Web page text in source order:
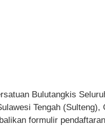
Bulutangkis
Tengah (Sulteng),
formulir